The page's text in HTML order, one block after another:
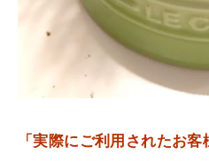
「実際にご利用されたお